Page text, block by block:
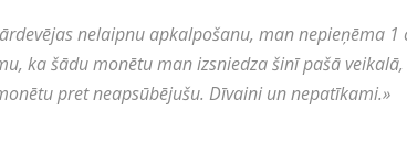
nelaipnu apkalpošanu, man nepieņēma 1
ka šādu monētu man izsniedza šinī pašā veikalā,
pret neapsūbējušu. Dīvaini un nepatīkami.»